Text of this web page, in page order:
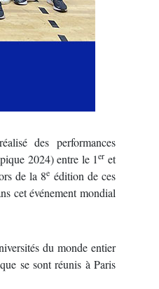
des performances
2024) entre le 1er et
de la 8e édition de ces
cet événement mondial
du monde entier
se sont réunis à Paris